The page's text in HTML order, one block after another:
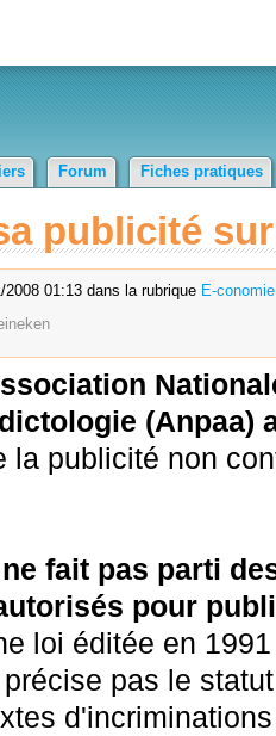
Forum Fiches pratiques
publicité
01:13 dans la rubrique E-conomie
(Anpaa)
la publicité non
fait pas parti
pour
loi éditée en
pas le